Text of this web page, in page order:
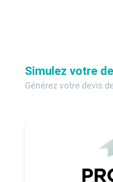
Simulez votre
Générez votre devis